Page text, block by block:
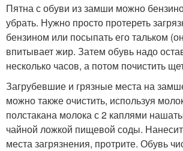
Пятна с обуви из замши можно
убрать. Нужно просто протереть
бензином или посыпать его тальком
впитывает жир. Затем обувь надо
несколько часов, а потом почистить
Загрубевшие и грязные места на
можно также очистить, используя
полстакана молока с 2 каплями
чайной ложкой пищевой соды.
места загрязнения, протрите. Обувь